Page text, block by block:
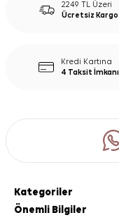
2249 TL Üzeri
Ücretsiz Kargo
Kredi Kartına
4 Taksit İmkanı
Kategoriler
Önemli Bilgiler